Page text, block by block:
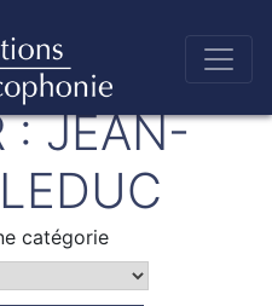
:JEAN-
catégorie